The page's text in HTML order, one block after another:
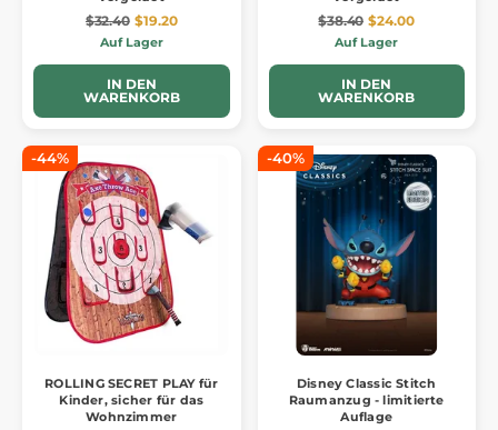
$32.40 $19.20
Auf Lager
IN DEN
WARENKORB
$38.40 $24.00
Auf Lager
IN DEN
WARENKORB
-44%
ROLLING SECRET PLAY für
Kinder, sicher für das
Wohnzimmer
-40%
Disney Classic Stitch
Raumanzug - limitierte
Auflage